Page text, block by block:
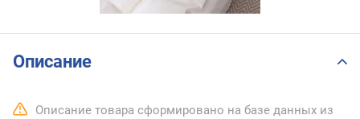
Описание
Описание товара сформировано на базе данных из